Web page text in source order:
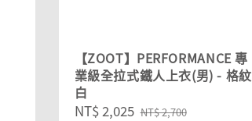
【ZOOT】PERFORMANCE 專
業級全拉式鐵人上衣(男) - 格紋
白
Sale
NT$ 2,025 Regular
NT$ 2,700